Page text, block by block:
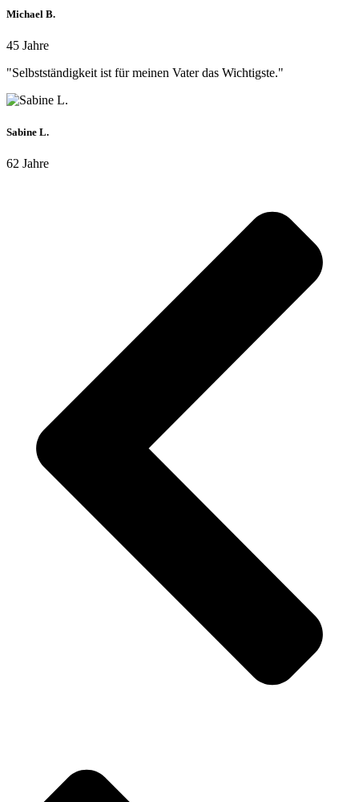
Michael B.
45 Jahre
"Selbstständigkeit ist für meinen Vater das Wichtigste."
Sabine L.
62 Jahre